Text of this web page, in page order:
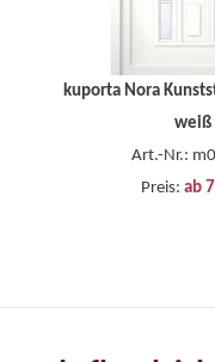
kuporta Nora
weiß
Art.-Nr.:
Preis: ab